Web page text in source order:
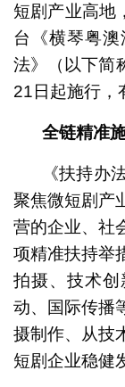
短剧产业高地
台《横琴粤
法》（以下简
21日起施行，
全链精准
《扶持办
聚焦微短剧产
营的企业、社
项精准扶持举
拍摄、技术
动、国际传播
摄制作、从技
短剧企业稳健